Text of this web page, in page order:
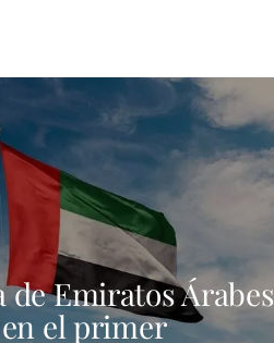
de Emiratos Árabes
el primer